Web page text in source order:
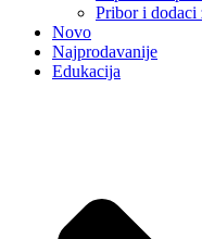
Pribor i dodaci
Novo
Najprodavanije
Edukacija